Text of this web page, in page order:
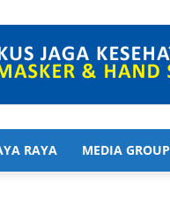
RAYA MEDIA GROUP